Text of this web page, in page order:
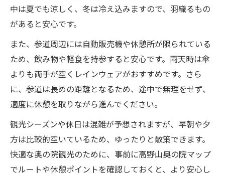
中は夏でも涼しく、冬は冷え込みますので、羽織るもの
があると安心です。
また、参道周辺には自動販売機や休憩所が限られている
ため、飲み物や軽食を持参すると安心です。雨天時は傘
よりも両手が空くレインウェアがおすすめです。さら
に、参道は長めの距離となるため、途中で無理をせず、
適度に休憩を取りながら進んでください。
観光シーズンや休日は混雑が予想されますが、早朝や夕
方は比較的空いているため、ゆったりと散策できます。
快適な奥の院観光のために、事前に高野山奥の院マップ
でルートや休憩ポイントを確認しておくと、より安心し